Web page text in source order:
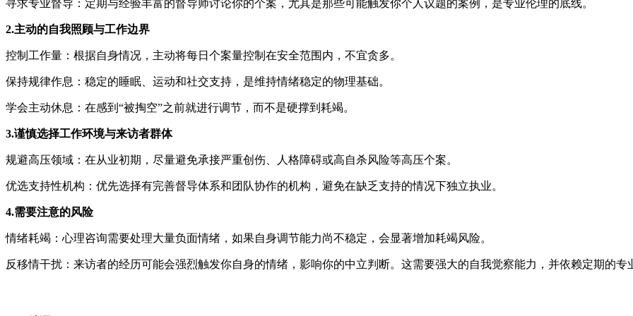
寻求专业督导：定期与经验丰富的督导师讨论你的个案，尤其是那些可能触发你个人议题的案例，是专业伦理的底线。
2.主动的自我照顾与工作边界
控制工作量：根据自身情况，主动将每日个案量控制在安全范围内，不宜贪多。
保持规律作息：稳定的睡眠、运动和社交支持，是维持情绪稳定的物理基础。
学会主动休息：在感到“被掏空”之前就进行调节，而不是硬撑到耗竭。
3.谨慎选择工作环境与来访者群体
规避高压领域：在从业初期，尽量避免承接严重创伤、人格障碍或高自杀风险等高压个案。
优选支持性机构：优先选择有完善督导体系和团队协作的机构，避免在缺乏支持的情况下独立执业。
4.需要注意的风险
情绪耗竭：心理咨询需要处理大量负面情绪，如果自身调节能力尚不稳定，会显著增加耗竭风险。
反移情干扰：来访者的经历可能会强烈触发你自身的情绪，影响你的中立判断。这需要强大的自我觉察能力，并依赖定期的专